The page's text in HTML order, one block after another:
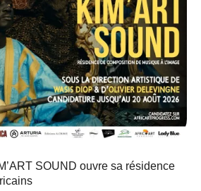
SOUND ouvre sa résidence